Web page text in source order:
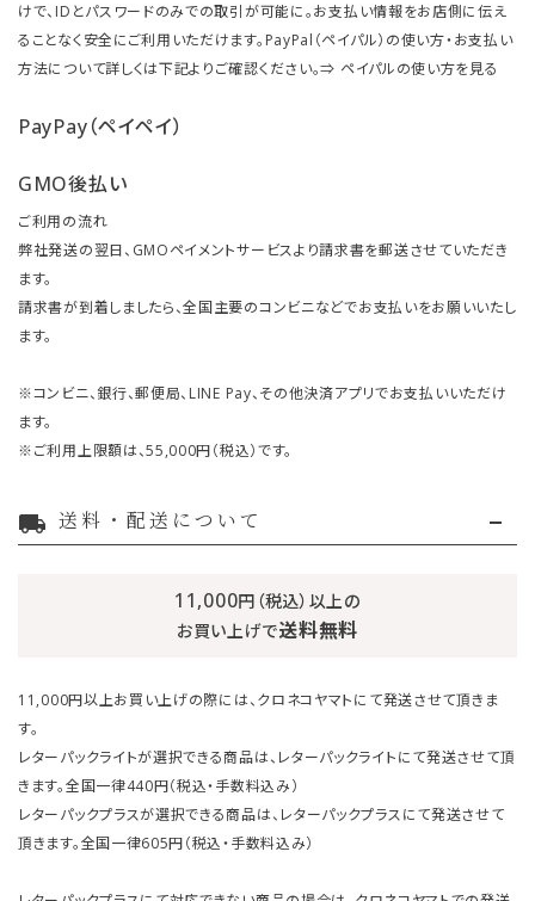
けで、IDとパスワードのみでの取引が可能に。お支払い情報をお店側に伝え
ることなく安全にご利用いただけます。PayPal（ペイパル）の使い方・お支払い
方法について詳しくは下記よりご確認ください。⇒ ペイパルの使い方を見る
PayPay（ペイペイ）
GMO後払い
ご利用の流れ
弊社発送の翌日、GMOペイメントサービスより請求書を郵送させていただき
ます。
請求書が到着しましたら、全国主要のコンビニなどでお支払いをお願いいたし
ます。
※コンビニ、銀行、郵便局、LINE Pay、その他決済アプリでお支払いいただけ
ます。
※ご利用上限額は、55,000円（税込）です。
local_shipping 送料・配送について
11,000円（税込）以上の
お買い上げで送料無料
11,000円以上お買い上げの際には、クロネコヤマトにて発送させて頂きま
す。
レターパックライトが選択できる商品は、レターパックライトにて発送させて頂
きます。全国一律440円（税込・手数料込み）
レターパックプラスが選択できる商品は、レターパックプラスにて発送させて
頂きます。全国一律605円（税込・手数料込み）